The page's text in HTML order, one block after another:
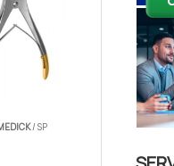
/ SP